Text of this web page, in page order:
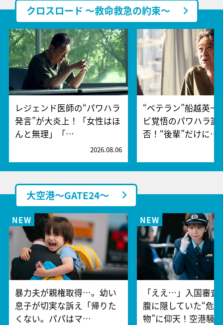
クロスロード ～救命救急の約束～
レジェンド医師の“パワハラ
発言”が大炎上！「女性はほ
んと無理」「…
2026.08.06
“ベテラン”船越英一
ビ覚悟のパワハラ謝
否！“後輩”だけに…
大空港～GATE24～
暴力夫が親権取得…。幼い
息子が切実な訴え「帰りた
くない。パパはマ…
「ええ…」入国審査
腹に隠していた“危
物”に仰天！空港騒